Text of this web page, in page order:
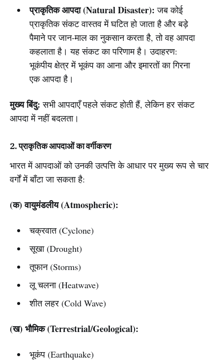
प्राकृतिक आपदा (Natural Disaster): जब कोई
प्राकृतिक संकट वास्तव में घटित हो जाता है और बड़े
पैमाने पर जान-माल का नुकसान करता है, तो वह आपदा
कहलाता है। यह संकट का परिणाम है। उदाहरण:
भूकंपीय क्षेत्र में भूकंप का आना और इमारतों का गिरना
एक आपदा है।
मुख्य बिंदु: सभी आपदाएँ पहले संकट होती हैं, लेकिन हर संकट
आपदा में नहीं बदलता।
2. प्राकृतिक आपदाओं का वर्गीकरण
भारत में आपदाओं को उनकी उत्पत्ति के आधार पर मुख्य रूप से चार
वर्गों में बाँटा जा सकता है:
(क) वायुमंडलीय (Atmospheric):
चक्रवात (Cyclone)
सूखा (Drought)
तूफान (Storms)
लू चलना (Heatwave)
शीत लहर (Cold Wave)
(ख) भौमिक (Terrestrial/Geological):
भूकंप (Earthquake)